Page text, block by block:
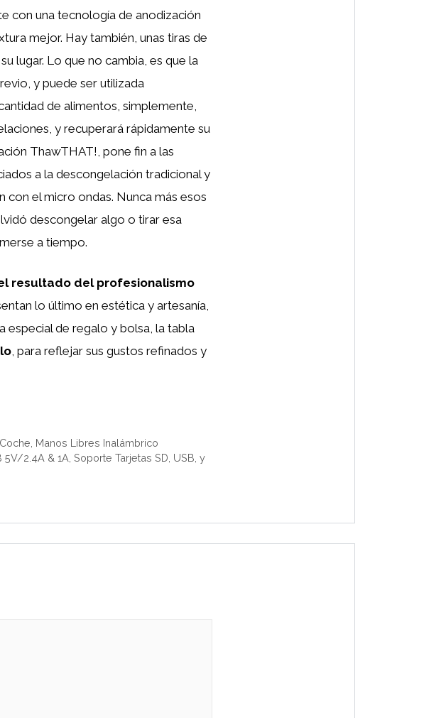
con una tecnología de anodización
mejor. Hay también, unas tiras de
lugar. Lo que no cambia, es que la
y puede ser utilizada
de alimentos, simplemente,
y recuperará rápidamente su
ThawTHAT!, pone fin a las
a la descongelación tradicional y
con el micro ondas. Nunca más esos
descongelar algo o tirar esa
a tiempo.
resultado del profesionalismo
lo último en estética y artesanía,
especial de regalo y bolsa, la tabla
, para reflejar sus gustos refinados y
Manos Libres Inalámbrico
2.4A & 1A, Soporte Tarjetas SD, USB, y